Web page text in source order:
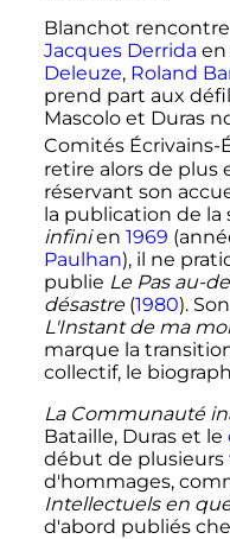
Blanchot
Jacques Derrida en
Deleuze, Roland
prend part aux
Mascolo et Duras
Comités Écrivains-
retire alors de plus
réservant son
la publication de
infinien 1969
Paulhan), il ne
publie Le Pas au-
désastre(1980).
L'Instant de ma
marque la
collectif, le
La Communauté
Bataille, Duras et le
début de plusieurs
d'hommages,
Intellectuels en
d'abord publiés